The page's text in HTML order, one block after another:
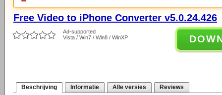
Free Video to iPhone Converter v5.0.24.426
Ad-supported
Vista / Win7 / Win8 / WinXP
Beschrijving Informatie Alle versies Reviews